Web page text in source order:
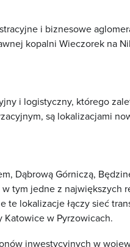
i biznesowe
kopalni Wieczorek na
i logistyczny, którego
są lokalizacjami
, Dąbrową Górniczą,
tym jedne z
lokalizacje łączy sieć
w Pyrzowicach.